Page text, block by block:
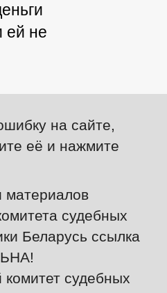
ей не
на сайте,
её и нажмите
материалов
судебных
Беларусь ссылка
судебных